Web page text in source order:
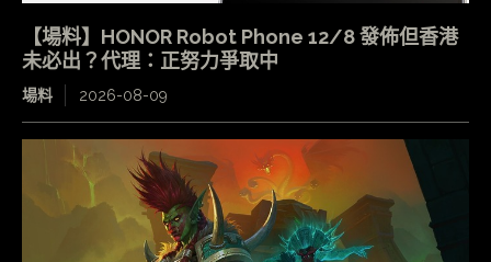
【場料】HONOR Robot Phone 12/8 發佈但香港
未必出？代理：正努力爭取中
場料 2026-08-09